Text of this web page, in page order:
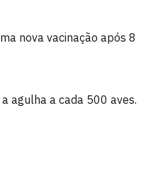
nova vacinação após 8
agulha a cada 500 aves.